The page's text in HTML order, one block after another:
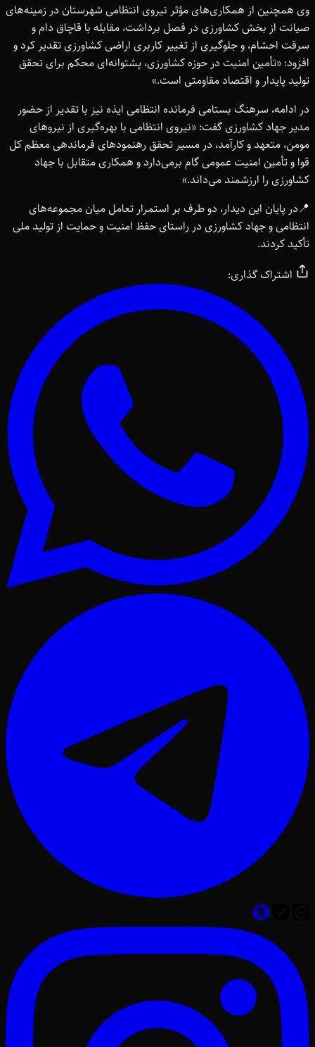
وی همچنین از همکاری‌های مؤثر نیروی انتظامی شهرستان در زمینه‌های
صیانت از بخش کشاورزی در فصل برداشت، مقابله با قاچاق دام و
سرقت احشام، و جلوگیری از تغییر کاربری اراضی کشاورزی تقدیر کرد و
افزود: «تأمین امنیت در حوزه کشاورزی، پشتوانه‌ای محکم برای تحقق
تولید پایدار و اقتصاد مقاومتی است.»
در ادامه، سرهنگ بستامی فرمانده انتظامی ایذه نیز با تقدیر از حضور
مدیر جهاد کشاورزی گفت: «نیروی انتظامی با بهره‌گیری از نیروهای
مومن، متعهد و کارآمد، در مسیر تحقق رهنمودهای فرماندهی معظم کل
قوا و تأمین امنیت عمومی گام برمی‌دارد و همکاری متقابل با جهاد
کشاورزی را ارزشمند می‌داند.»
📍در پایان این دیدار، دو طرف بر استمرار تعامل میان مجموعه‌های
انتظامی و جهاد کشاورزی در راستای حفظ امنیت و حمایت از تولید ملی
تأکید کردند.
اشتراک گذاری: